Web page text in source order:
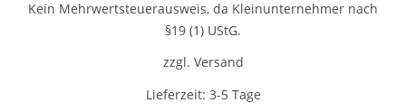
Kein Mehrwertsteuerausweis, da Kleinunternehmer nach
§19 (1) UStG.
zzgl. Versand
Lieferzeit: 3-5 Tage